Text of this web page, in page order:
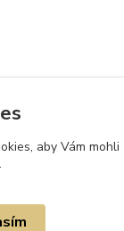
aby Vám